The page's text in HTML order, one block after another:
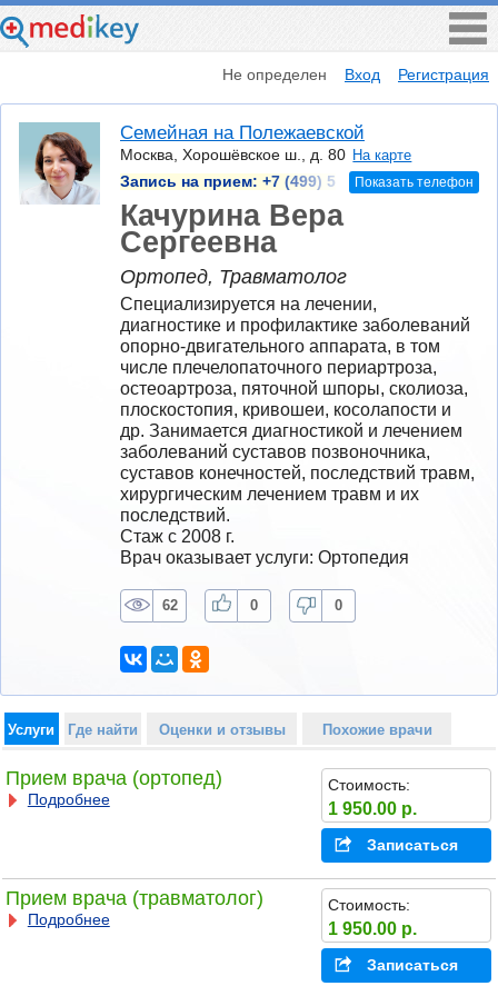
Не определен Вход Регистрация
Семейная на Полежаевской
Москва, Хорошёвское ш., д. 80 На карте
Запись на прием: +7 (499) 5 Показать телефон
Качурина Вера
Сергеевна
Ортопед, Травматолог
Специализируется на лечении,
диагностике и профилактике заболеваний
опорно-двигательного аппарата, в том
числе плечелопаточного периартроза,
остеоартроза, пяточной шпоры, сколиоза,
плоскостопия, кривошеи, косолапости и
др. Занимается диагностикой и лечением
заболеваний суставов позвоночника,
суставов конечностей, последствий травм,
хирургическим лечением травм и их
последствий.
Стаж с 2008 г.
Врач оказывает услуги: Ортопедия
62 0 0
Услуги Где найти Оценки и отзывы Похожие врачи
Прием врача (ортопед)
Подробнее
Стоимость:
1 950.00 р.
Записаться
Прием врача (травматолог)
Подробнее
Стоимость:
1 950.00 р.
Записаться